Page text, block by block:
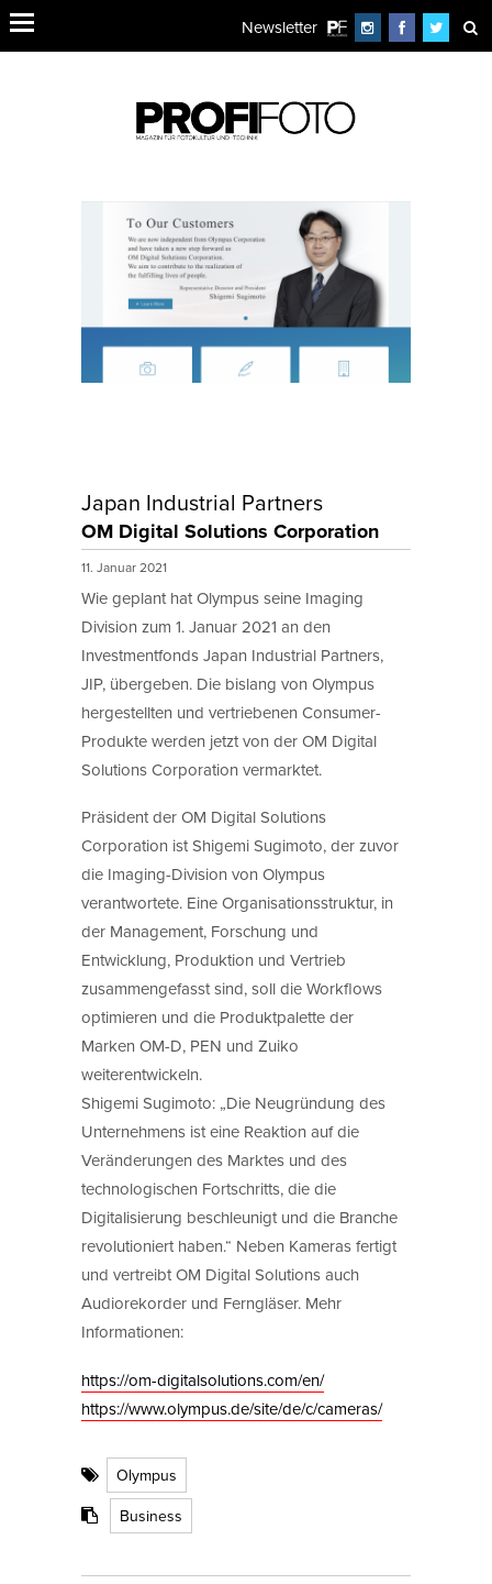
Newsletter
Japan Industrial Partners
OM Digital Solutions Corporation
11. Januar 2021
Wie geplant hat Olympus seine Imaging
Division zum 1. Januar 2021 an den
Investmentfonds Japan Industrial Partners,
JIP, übergeben. Die bislang von Olympus
hergestellten und vertriebenen Consumer-
Produkte werden jetzt von der OM Digital
Solutions Corporation vermarktet.
Präsident der OM Digital Solutions
Corporation ist Shigemi Sugimoto, der zuvor
die Imaging-Division von Olympus
verantwortete. Eine Organisationsstruktur, in
der Management, Forschung und
Entwicklung, Produktion und Vertrieb
zusammengefasst sind, soll die Workflows
optimieren und die Produktpalette der
Marken OM-D, PEN und Zuiko
weiterentwickeln.
Shigemi Sugimoto: „Die Neugründung des
Unternehmens ist eine Reaktion auf die
Veränderungen des Marktes und des
technologischen Fortschritts, die die
Digitalisierung beschleunigt und die Branche
revolutioniert haben.“ Neben Kameras fertigt
und vertreibt OM Digital Solutions auch
Audiorekorder und Ferngläser. Mehr
Informationen:
https://om-digitalsolutions.com/en/
https://www.olympus.de/site/de/c/cameras/
Olympus
Business